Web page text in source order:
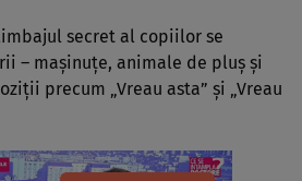
secret al copiilor se
– maşinuţe, animale de pluş şi
precum „Vreau asta” şi „Vreau